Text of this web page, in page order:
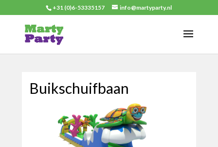
+31 (0)6-53335157 info@martyparty.nl
Buikschuifbaan